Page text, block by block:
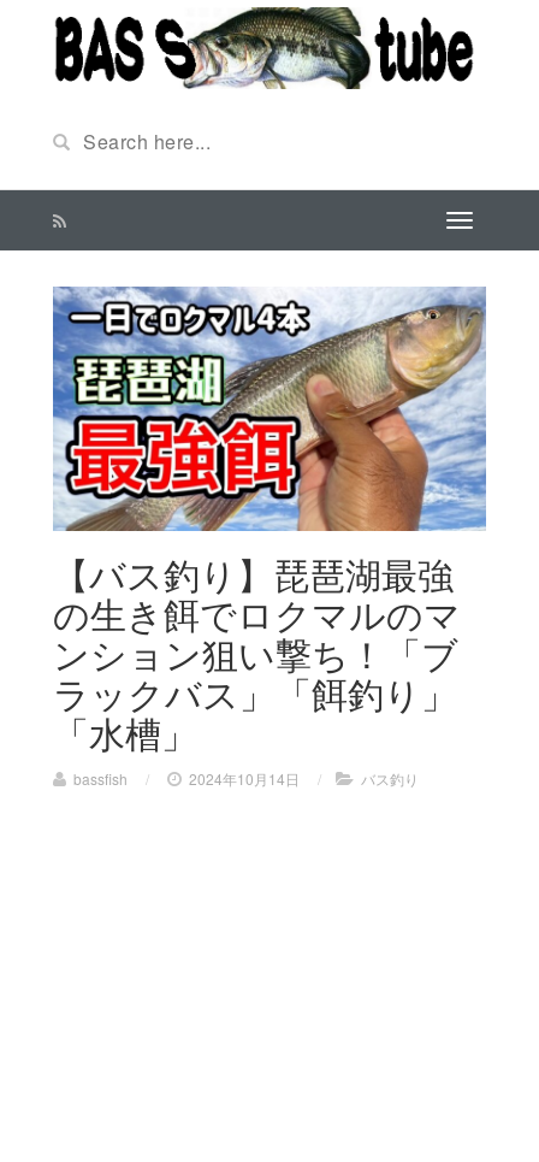
【バス釣り】琵琶湖最強
の生き餌でロクマルのマ
ンション狙い撃ち！「ブ
ラックバス」「餌釣り」
「水槽」
bassfish / 2024年10月14日 / バス釣り